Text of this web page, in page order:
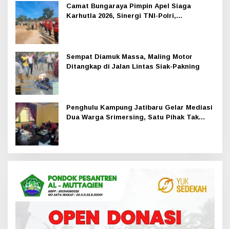
Camat Bungaraya Pimpin Apel Siaga
Karhutla 2026, Sinergi TNI-Polri,
Sempat Diamuk Massa, Maling Motor
Ditangkap di Jalan Lintas Siak-Pakning
Penghulu Kampung Jatibaru Gelar Mediasi
Dua Warga Srimersing, Satu Pihak Tak